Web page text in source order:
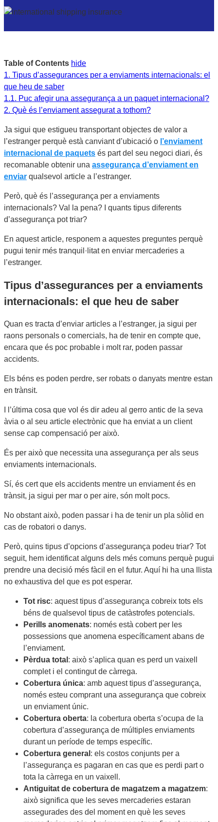
Table of Contents hide
1. Tipus d’assegurances per a enviaments internacionals: el
que heu de saber
1.1. Puc afegir una assegurança a un paquet internacional?
2. Què és l’enviament assegurat a tothom?
Ja sigui que estigueu transportant objectes de valor a
l’estranger perquè està canviant d’ubicació o l’enviament
internacional de paquets és part del seu negoci diari, és
recomanable obtenir una assegurança d’enviament en
enviar qualsevol article a l’estranger.
Però, què és l’assegurança per a enviaments
internacionals? Val la pena? I quants tipus diferents
d’assegurança pot triar?
En aquest article, responem a aquestes preguntes perquè
pugui tenir més tranquil·litat en enviar mercaderies a
l’estranger.
Tipus d’assegurances per a enviaments
internacionals: el que heu de saber
Quan es tracta d’enviar articles a l’estranger, ja sigui per
raons personals o comercials, ha de tenir en compte que,
encara que és poc probable i molt rar, poden passar
accidents.
Els béns es poden perdre, ser robats o danyats mentre estan
en trànsit.
I l’última cosa que vol és dir adeu al gerro antic de la seva
àvia o al seu article electrònic que ha enviat a un client
sense cap compensació per això.
És per això que necessita una assegurança per als seus
enviaments internacionals.
Sí, és cert que els accidents mentre un enviament és en
trànsit, ja sigui per mar o per aire, són molt pocs.
No obstant això, poden passar i ha de tenir un pla sòlid en
cas de robatori o danys.
Però, quins tipus d’opcions d’assegurança podeu triar? Tot
seguit, hem identificat alguns dels més comuns perquè pugui
prendre una decisió més fàcil en el futur. Aquí hi ha una llista
no exhaustiva del que es pot esperar.
Tot risc: aquest tipus d’assegurança cobreix tots els
béns de qualsevol tipus de catàstrofes potencials.
Perills anomenats: només està cobert per les
possessions que anomena específicament abans de
l’enviament.
Pèrdua total : això s’aplica quan es perd un vaixell
complet i el contingut de càrrega.
Cobertura única: amb aquest tipus d’assegurança,
només esteu comprant una assegurança que cobreix
un enviament únic.
Cobertura oberta: la cobertura oberta s’ocupa de la
cobertura d’assegurança de múltiples enviaments
durant un període de temps específic.
Cobertura general : els costos conjunts per a
l’assegurança es pagaran en cas que es perdi part o
tota la càrrega en un vaixell.
Antiguitat de cobertura de magatzem a magatzem:
això significa que les seves mercaderies estaran
assegurades des del moment en què les seves